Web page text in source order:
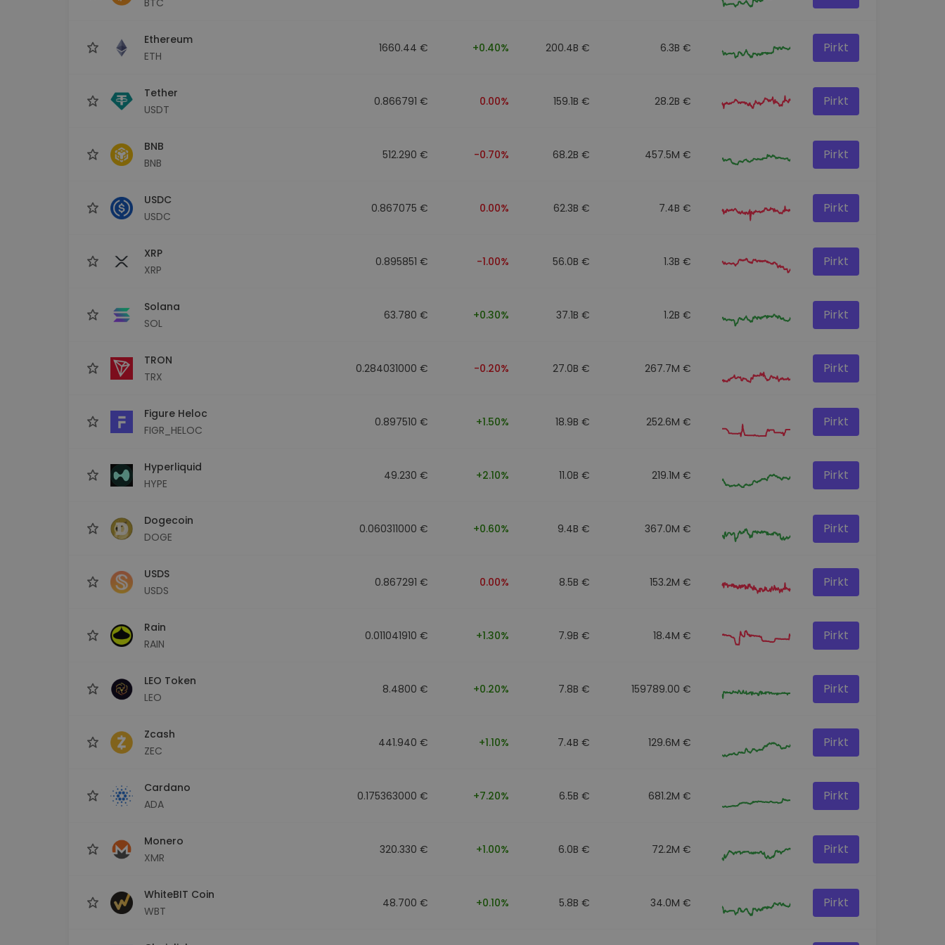
Ethereum
ETH
1660.44 € +0.40% 200.4B € 6.3B € Pirkt
Tether
USDT
0.866791 € 0.00% 159.1B € 28.2B € Pirkt
BNB
BNB
512.290 € -0.70% 68.2B € 457.5M € Pirkt
USDC
USDC
0.867075 € 0.00% 62.3B € 7.4B € Pirkt
XRP
XRP
0.895851 € -1.00% 56.0B € 1.3B € Pirkt
Solana
SOL
63.780 € +0.30% 37.1B € 1.2B € Pirkt
TRON
TRX
0.284031000 € -0.20% 27.0B € 267.7M € Pirkt
Figure Heloc
FIGR_HELOC
0.897510 € +1.50% 18.9B € 252.6M € Pirkt
Hyperliquid
HYPE
49.230 € +2.10% 11.0B € 219.1M € Pirkt
Dogecoin
DOGE
0.060311000 € +0.60% 9.4B € 367.0M € Pirkt
USDS
USDS
0.867291 € 0.00% 8.5B € 153.2M € Pirkt
Rain
RAIN
0.011041910 € +1.30% 7.9B € 18.4M € Pirkt
LEO Token
LEO
8.4800 € +0.20% 7.8B € 159789.00 € Pirkt
Zcash
ZEC
441.940 € +1.10% 7.4B € 129.6M € Pirkt
Cardano
ADA
0.175363000 € +7.20% 6.5B € 681.2M € Pirkt
Monero
XMR
320.330 € +1.00% 6.0B € 72.2M € Pirkt
WhiteBIT Coin
WBT
48.700 € +0.10% 5.8B € 34.0M € Pirkt